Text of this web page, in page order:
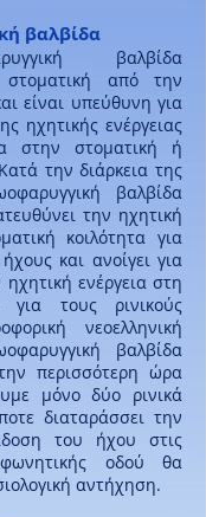
βαλβίδα
βαλβίδα
από την
είναι υπεύθυνη για
ηχητικής ενέργειας
στην στοματική ή
την διάρκεια της
βαλβίδα
την ηχητική
κοιλότητα για
και ανοίγει για
ενέργεια στη
για τους ρινικούς
νεοελληνική
βαλβίδα
περισσότερη ώρα
μόνο δύο ρινικά
διαταράσσει την
του ήχου στις
οδού θα
αντήχηση.